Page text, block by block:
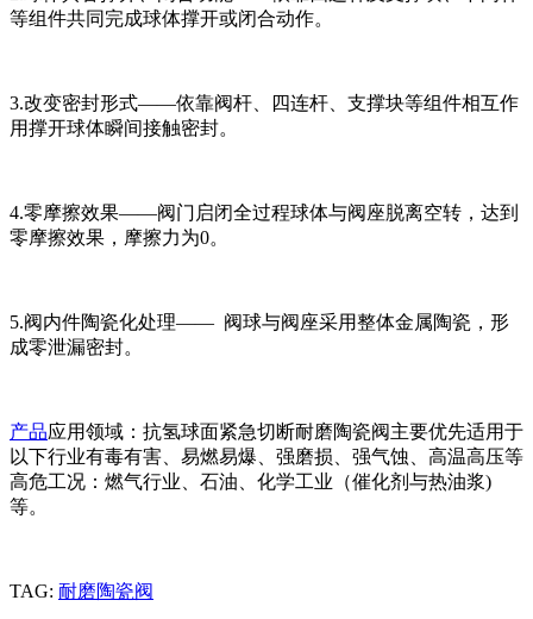
等组件共同完成球体撑开或闭合动作。
3.改变密封形式——依靠阀杆、四连杆、支撑块等组件相互作
用撑开球体瞬间接触密封。
4.零摩擦效果——阀门启闭全过程球体与阀座脱离空转，达到
零摩擦效果，摩擦力为0。
5.阀内件陶瓷化处理—— 阀球与阀座采用整体金属陶瓷，形
成零泄漏密封。
产品应用领域：抗氢球面紧急切断耐磨陶瓷阀主要优先适用于
以下行业有毒有害、易燃易爆、强磨损、强气蚀、高温高压等
高危工况：燃气行业、石油、化学工业（催化剂与热油浆)
等。
TAG: 耐磨陶瓷阀